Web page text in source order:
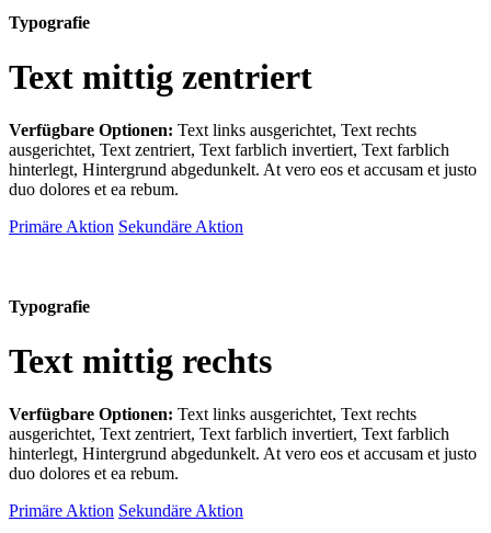
Typografie
Text mittig zentriert
Verfügbare Optionen: Text links ausgerichtet, Text rechts
ausgerichtet, Text zentriert, Text farblich invertiert, Text farblich
hinterlegt, Hintergrund abgedunkelt. At vero eos et accusam et justo
duo dolores et ea rebum.
Primäre Aktion Sekundäre Aktion
Typografie
Text mittig rechts
Verfügbare Optionen: Text links ausgerichtet, Text rechts
ausgerichtet, Text zentriert, Text farblich invertiert, Text farblich
hinterlegt, Hintergrund abgedunkelt. At vero eos et accusam et justo
duo dolores et ea rebum.
Primäre Aktion Sekundäre Aktion